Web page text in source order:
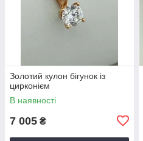
Золотий кулон бігунок із
цирконієм
В наявності
7 005 ₴